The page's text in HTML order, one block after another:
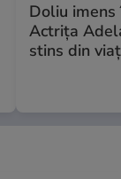
Doliu
Actrița
stins din